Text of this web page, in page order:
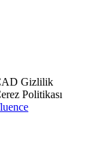
Gizlilik
Politikası